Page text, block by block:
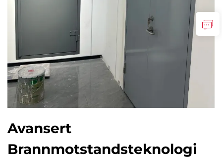
Avansert
Brannmotstandsteknologi